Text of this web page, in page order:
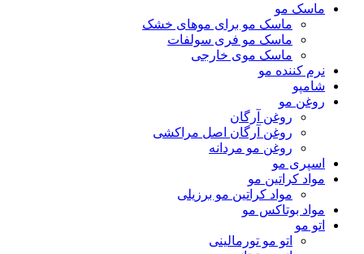
ماسک مو
ماسک مو برای موهای خشک
ماسک مو فری سولفات
ماسک موی خارجی
نرم کننده مو
شامپو
روغن مو
روغن آرگان
روغن آرگان اصل مراکشی
روغن مو مردانه
اسپری مو
مواد کراتین مو
مواد کراتین مو برزیلی
مواد بوتاکس مو
اتو مو
اتو مو تورمالینی